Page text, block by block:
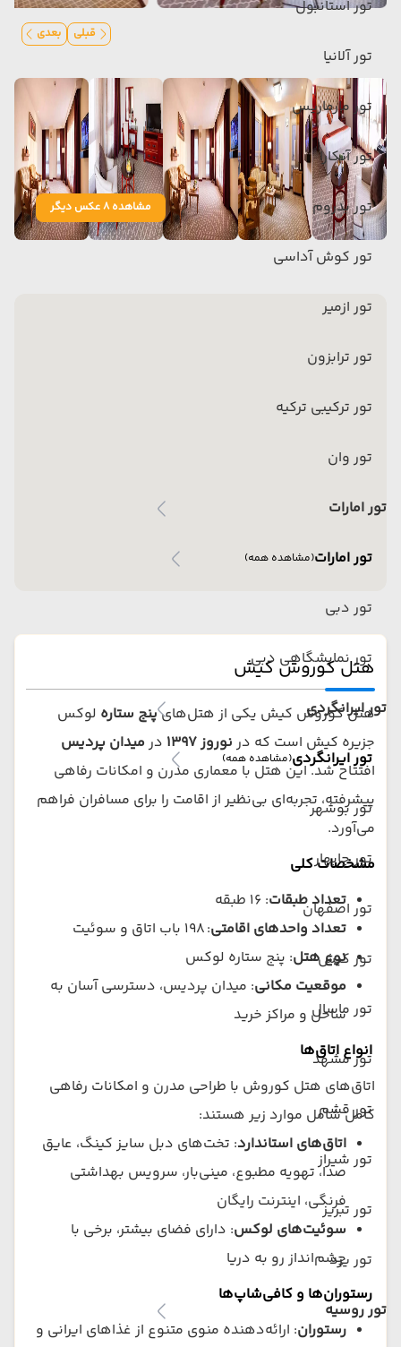
تور استانبول
تور آلانیا
تور مارماریس
تور آنکارا
تور بدروم
تور کوش آداسی
تور ازمیر
تور ترابزون
تور ترکیبی ترکیه
تور وان
تور امارات
تور امارات(مشاهده همه)
تور دبی
تور نمایشگاهی دبی
تور ایرانگردی
تور ایرانگردی(مشاهده همه)
تور بوشهر
تور چابهار
تور اصفهان
تور کیش
تور ماسال
تور مشهد
تور قشم
تور شیراز
تور تبریز
تور یزد
تور روسیه
قبلی بعدی
مشاهده 8 عکس دیگر
هتل کوروش کیش
هتل کوروش کیش یکی از هتل‌هایپنج ستاره لوکس
جزیره کیش است که در نوروز ۱۳۹۷ درمیدان پردیس
افتتاح شد. این هتل با معماری مدرن و امکانات رفاهی
پیشرفته، تجربه‌ای بی‌نظیر از اقامت را برای مسافران فراهم
می‌آورد.
مشخصات کلی
تعداد طبقات: ۱۶ طبقه
تعداد واحدهای اقامتی: ۱۹۸ باب اتاق و سوئیت
نوع هتل: پنج ستاره لوکس
موقعیت مکانی: میدان پردیس، دسترسی آسان به
ساحل و مراکز خرید
انواع اتاق‌ها
اتاق‌های هتل کوروش با طراحی مدرن و امکانات رفاهی
کامل شامل موارد زیر هستند:
اتاق‌های استاندارد: تخت‌های دبل سایز کینگ، عایق
صدا، تهویه مطبوع، مینی‌بار، سرویس بهداشتی
فرنگی، اینترنت رایگان
سوئیت‌های لوکس: دارای فضای بیشتر، برخی با
چشم‌انداز رو به دریا
رستوران‌ها و کافی‌شاپ‌ها
رستوران: ارائه‌دهنده منوی متنوع از غذاهای ایرانی و